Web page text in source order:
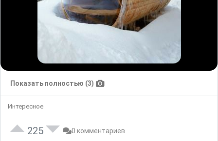
Показать полностью (3)
Интересное
225 0 комментариев